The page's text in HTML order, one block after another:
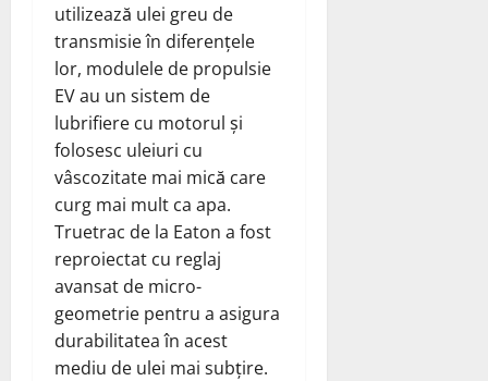
utilizează ulei greu de
transmisie în diferențele
lor, modulele de propulsie
EV au un sistem de
lubrifiere cu motorul și
folosesc uleiuri cu
vâscozitate mai mică care
curg mai mult ca apa.
Truetrac de la Eaton a fost
reproiectat cu reglaj
avansat de micro-
geometrie pentru a asigura
durabilitatea în acest
mediu de ulei mai subțire.